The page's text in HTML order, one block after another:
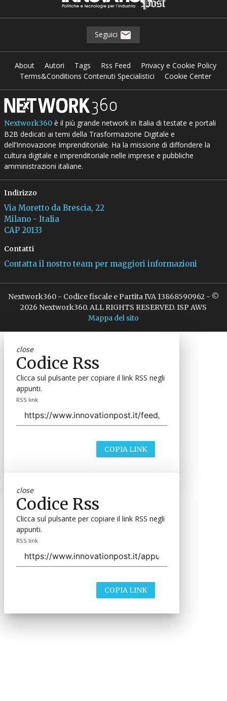
Seguici
About Autori Tags Rss Feed
Privacy e Cookie Policy
Terms&Conditions Contenuti Specialistici
Cookie Center
Nextwork360è il più grande network in Italia di testate e portali
B2B dedicati ai temi della Trasformazione Digitale e
dell’Innovazione Imprenditoriale. Ha la missione di diffondere la
cultura digitale e imprenditoriale nelle imprese e pubbliche
amministrazioni italiane.
Indirizzo
Via Moretto da Brescia, 22
Milano - Italia
CAP 20133
Contatti
Contatta il nostro team per maggiori informazioni
Nextwork360 - Codice fiscale e Partita IVA 13868590962 - ©
2026 Nextwork360. ALL RIGHTS RESERVED. ISP AWS
Mappa del sito
close
Codice Rss
Clicca sul pulsante per copiare il link RSS negli
appunti.
RSS link
COPIA LINK
close
Codice Rss
Clicca sul pulsante per copiare il link RSS negli
appunti.
RSS link
COPIA LINK